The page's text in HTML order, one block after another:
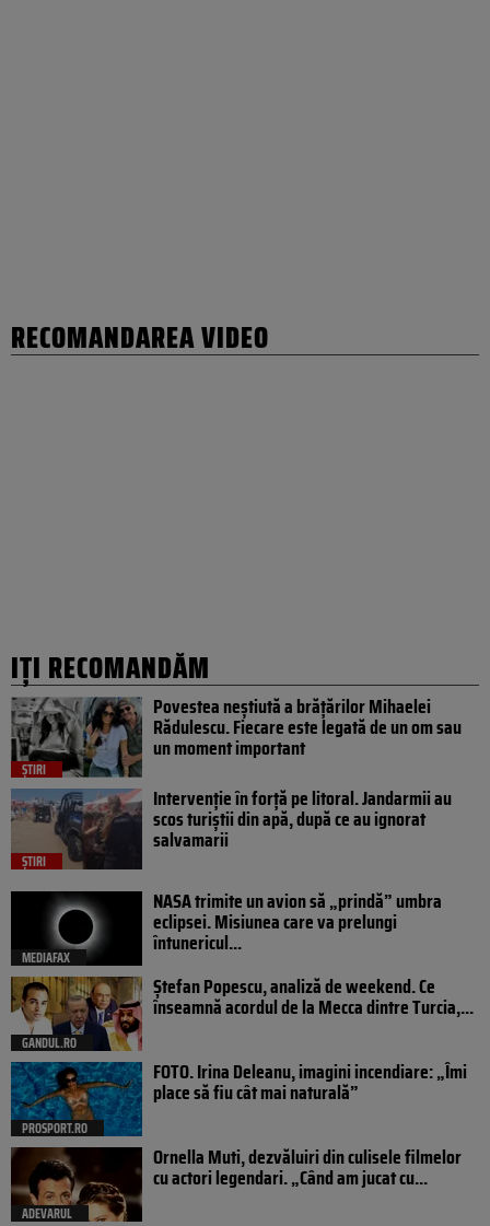
RECOMANDAREA VIDEO
IȚI RECOMANDĂM
ȘTIRI
Povestea neștiută a brățărilor Mihaelei
Rădulescu. Fiecare este legată de un om sau
un moment important
ȘTIRI
Intervenție în forță pe litoral. Jandarmii au
scos turiștii din apă, după ce au ignorat
salvamarii
MEDIAFAX
NASA trimite un avion să „prindă” umbra
eclipsei. Misiunea care va prelungi
întunericul...
GANDUL.RO
Ștefan Popescu, analiză de weekend. Ce
înseamnă acordul de la Mecca dintre Turcia,...
PROSPORT.RO
FOTO. Irina Deleanu, imagini incendiare: „Îmi
place să fiu cât mai naturală”
ADEVARUL
Ornella Muti, dezvăluiri din culisele filmelor
cu actori legendari. „Când am jucat cu...